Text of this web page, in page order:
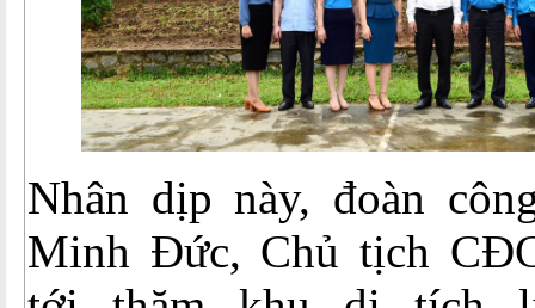
Nhân dịp này, đoàn
Minh Đức, Chủ tịch